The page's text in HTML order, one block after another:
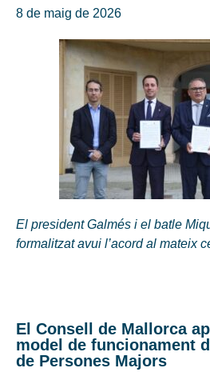
8 de maig de 2026
El president Galmés i el batle
formalitzat avui l’acord al mateix
El Consell de Mallorca
model de funcionament
de Persones Majors